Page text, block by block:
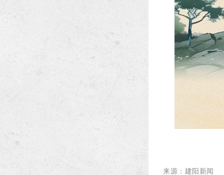
来源：建阳新闻